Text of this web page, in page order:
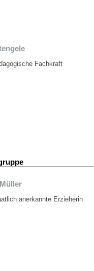
Fachkraft
anerkannte Erzieherin